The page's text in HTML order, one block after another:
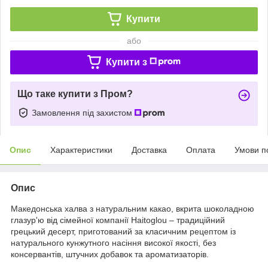
Купити
або
Купити з
Що таке купити з Пром?
Замовлення під захистом
Опис Характеристики Доставка Оплата Умови
Опис
Македонська халва з натуральним какао, вкрита шоколадною
глазур'ю від сімейної компанії Haitoglou – традиційний
грецький десерт, приготований за класичним рецептом із
натурального кунжутного насіння високої якості, без
консервантів, штучних добавок та ароматизаторів.